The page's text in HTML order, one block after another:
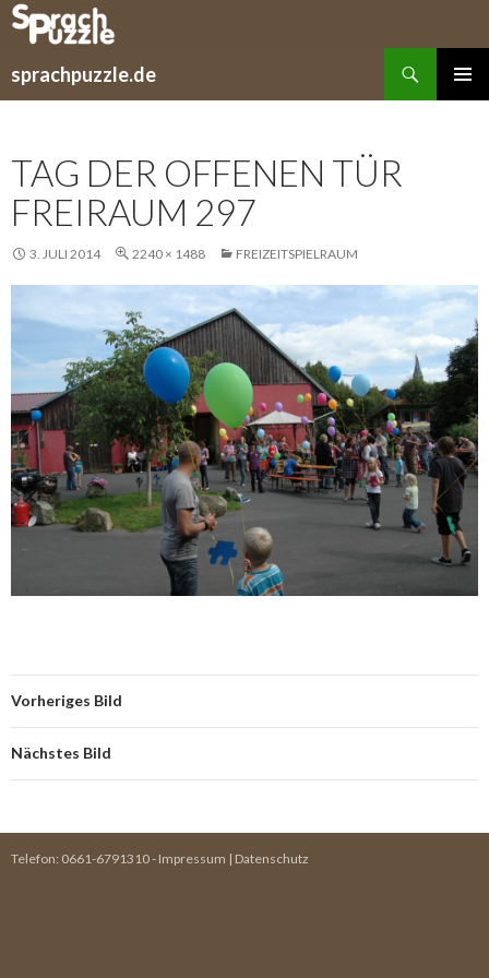
sprachpuzzle.de
TAG DER OFFENEN TÜR
FREIRAUM 297
3. JULI 2014 2240 × 1488 FREIZEITSPIELRAUM
Vorheriges Bild
Nächstes Bild
Telefon: 0661-6791310- Impressum | Datenschutz